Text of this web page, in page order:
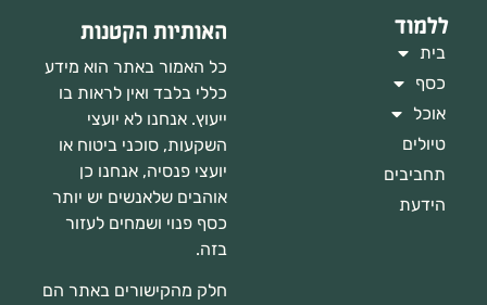
ללמוד
בית
כסף
אוכל
טיולים
תחביבים
הידעת
האותיות הקטנות
כל האמור באתר הוא מידע
כללי בלבד ואין לראות בו
ייעוץ. אנחנו לא יועצי
השקעות, סוכני ביטוח או
יועצי פנסיה, אנחנו כן
אוהבים שלאנשים יש יותר
כסף פנוי ושמחים לעזור
בזה.
חלק מהקישורים באתר הם